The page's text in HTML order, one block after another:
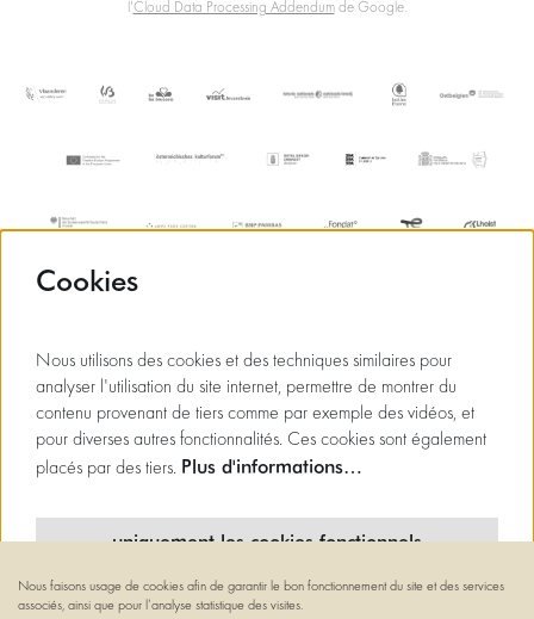
l'Cloud Data Processing Addendumde Google.
Cookies
Nous utilisons des cookies et des techniques similaires pour
analyser l'utilisation du site internet, permettre de montrer du
contenu provenant de tiers comme par exemple des vidéos, et
pour diverses autres fonctionnalités. Ces cookies sont également
placés par des tiers. Plus d'informations…
uniquement les cookies fonctionnels
cookies minimaux
Nous faisons usage de cookies afin de garantir le bon fonctionnement du site et des services
associés, ainsi que pour l’analyse statistique des visites.